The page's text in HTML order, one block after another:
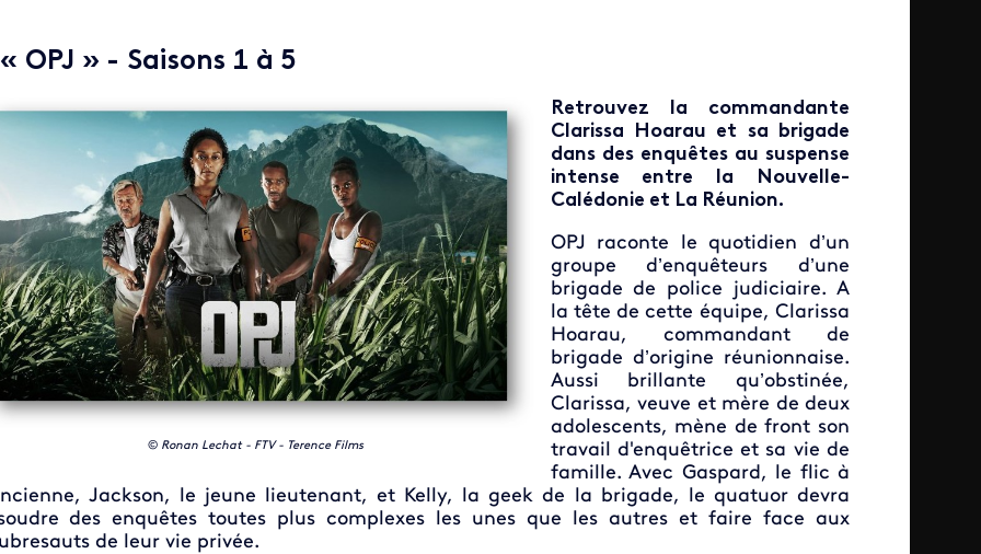
OPJ » - Saisons 1 à 5
© Ronan Lechat - FTV - Terence Films
Retrouvez la commandante
Clarissa Hoarau et sa brigade
dans des enquêtes au suspense
intense entre la Nouvelle-
Calédonie et La Réunion.
OPJ raconte le quotidien d’un
groupe d’enquêteurs d’une
brigade de police judiciaire. A
la tête de cette équipe, Clarissa
Hoarau, commandant de
brigade d’origine réunionnaise.
Aussi brillante qu’obstinée,
Clarissa, veuve et mère de deux
adolescents, mène de front son
travail d'enquêtrice et sa vie de
famille. Avec Gaspard, le flic à
Jackson, le jeune lieutenant, et Kelly, la geek de la brigade, le quatuor devra
des enquêtes toutes plus complexes les unes que les autres et faire face aux
de leur vie privée.